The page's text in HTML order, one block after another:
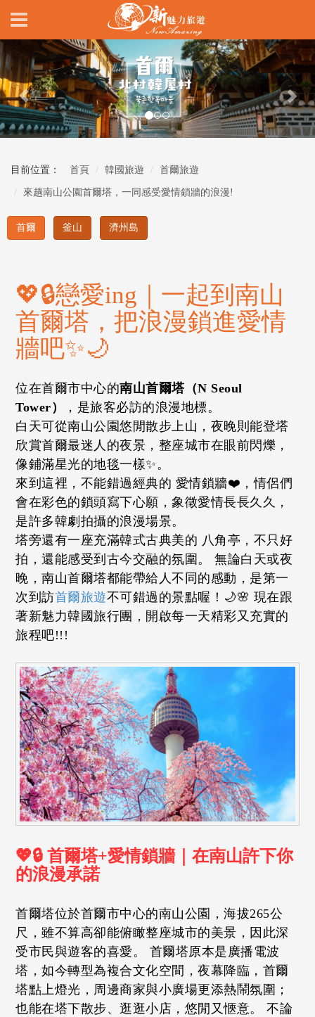
Previous
目前位置： 首頁 韓國旅遊 首爾旅遊
來趟南山公園首爾塔，一同感受愛情鎖牆的浪漫!
首爾 釜山 濟州島
💖🔒戀愛ing｜一起到南山
首爾塔，把浪漫鎖進愛情
牆吧✨🌙
位在首爾市中心的南山首爾塔（N Seoul
Tower）
，是旅客必訪的浪漫地標。
白天可從南山公園悠閒散步上山，夜晚則能登塔
欣賞首爾最迷人的夜景，整座城市在眼前閃爍，
像鋪滿星光的地毯一樣✨。
來到這裡，不能錯過經典的 愛情鎖牆❤️，情侶們
會在彩色的鎖頭寫下心願，象徵愛情長長久久，
是許多韓劇拍攝的浪漫場景。
塔旁還有一座充滿韓式古典美的 八角亭，不只好
拍，還能感受到古今交融的氛圍。 無論白天或夜
晚，南山首爾塔都能帶給人不同的感動，是第一
次到訪首爾旅遊不可錯過的景點喔！🌙🌸 現在跟
著新魅力韓國旅行團，開啟每一天精彩又充實的
旅程吧!!!
💖🔒 首爾塔+愛情鎖牆｜在南山許下你
的浪漫承諾
首爾塔位於首爾市中心的南山公園，海拔265公
尺，雖不算高卻能俯瞰整座城市的美景，因此深
受市民與遊客的喜愛。 首爾塔原本是廣播電波
塔，如今轉型為複合文化空間，夜幕降臨，首爾
塔點上燈光，周邊商家與小廣場更添熱鬧氛圍；
也能在塔下散步、逛逛小店，悠閒又愜意。 不論